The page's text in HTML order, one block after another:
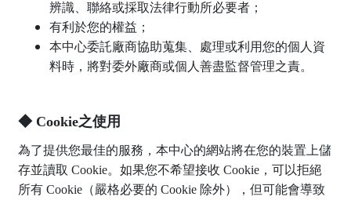
辨識、聯絡或採取法律行動所必要者；
有利於您的權益；
本中心委託廠商協助蒐集、處理或利用您的個人資
料時，將對委外廠商或個人善盡監督管理之責。
◆ Cookie之使用
為了提供您最佳的服務，本中心的網站將在您的裝置上儲
存並讀取 Cookie。如果您不希望接收 Cookie，可以拒絕
所有 Cookie（嚴格必要的 Cookie 除外），但可能會導致